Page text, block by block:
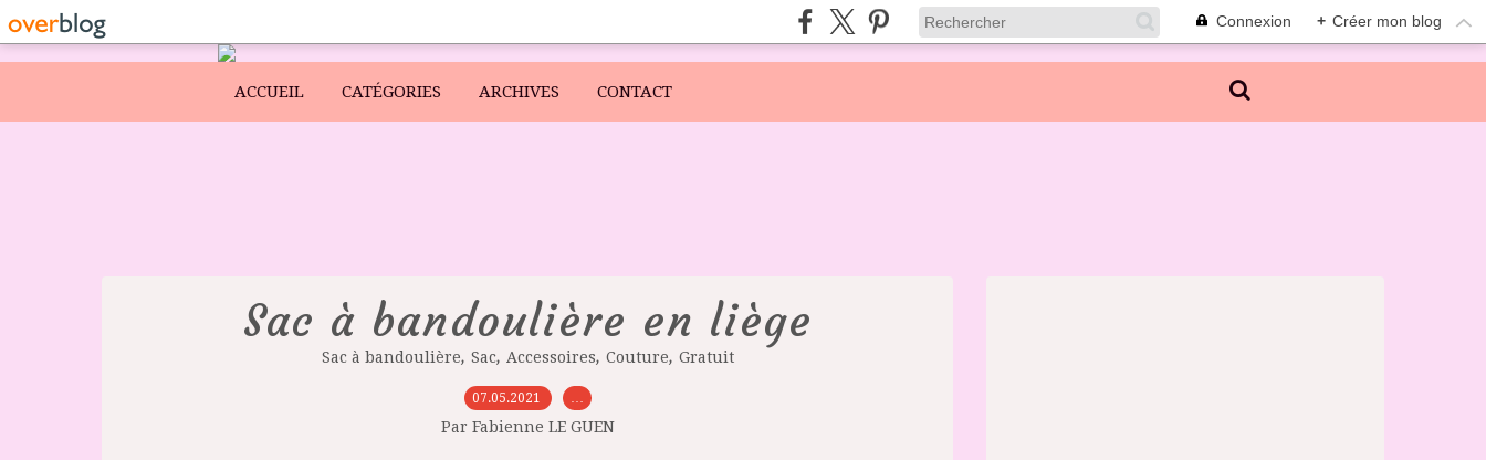
Connexion + Créer mon blog
ACCUEIL CATÉGORIES ARCHIVES CONTACT
Sac à bandoulière en liège
Sac à bandoulière, Sac, Accessoires, Couture, Gratuit
07.05.2021 …
Par Fabienne LE GUEN